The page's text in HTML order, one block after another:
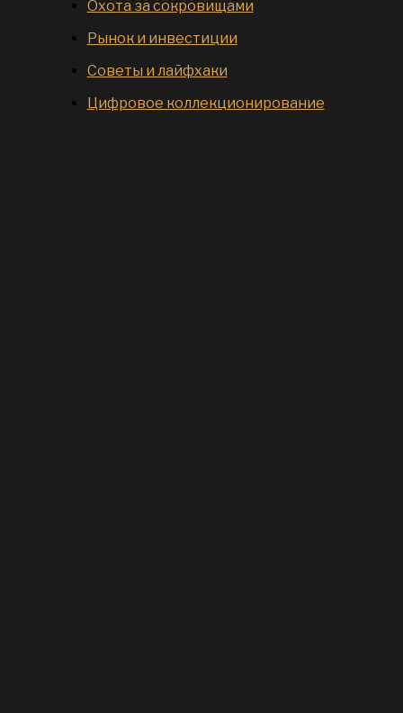
Охота за сокровищами
Рынок и инвестиции
Советы и лайфхаки
Цифровое коллекционирование